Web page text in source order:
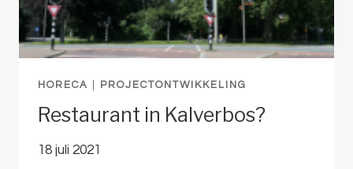
HORECA PROJECTONTWIKKELING
Restaurant in Kalverbos?
18 juli 2021